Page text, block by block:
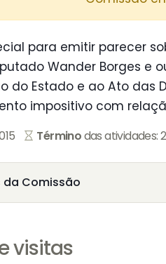
para emitir parecer
Wander Borges e
do Estado e ao Ato das
impositivo com
Términodas atividades:
da Comissão
visitas